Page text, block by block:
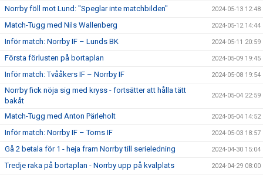
Norrby föll mot Lund: "Speglar inte matchbilden" 2024-05-13 12:48
Match-Tugg med Nils Wallenberg 2024-05-12 14:44
Inför match: Norrby IF – Lunds BK 2024-05-11 20:59
Första förlusten på bortaplan 2024-05-09 19:45
Inför match: Tvååkers IF – Norrby IF 2024-05-08 19:54
Norrby fick nöja sig med kryss - fortsätter att hålla tätt
bakåt
2024-05-04 22:59
Match-Tugg med Anton Pärleholt 2024-05-04 14:52
Inför match: Norrby IF – Torns IF 2024-05-03 18:57
Gå 2 betala för 1 - heja fram Norrby till serieledning 2024-04-30 15:04
Tredje raka på bortaplan - Norrby upp på kvalplats 2024-04-29 08:00